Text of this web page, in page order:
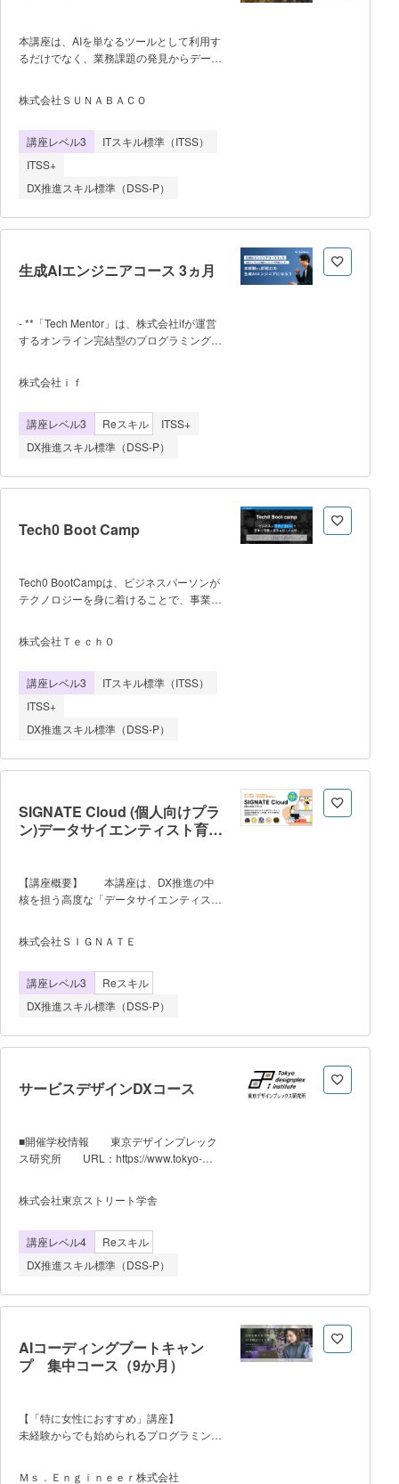
本講座は、AIを単なるツールとして利用す
るだけでなく、業務課題の発見からデータ
までを実践的に学び、組織のDX推進を担
う人材を育成することを目的とした実践型
ない受講者でも段階的に理解できるよう、
統計基礎、データ分析、機械学習、生成
に学習する。 講座は週3回、1回3
と演習を組み合わせた構成となっている。
理、機械学習モデル、生成AIの仕組みなど
を学び、後半ではクラウドを活用したAI開
者が所属する企業や組織の実際の業務課題
を題材としたProject Based
活用した業務改善アプリケーションの開発
けでなく、課題設定、データ活用、チーム
開発、成果発表までの一連のプロセスを実
践的に経験する。 本講座を通じ
株式会社ＳＵＮＡＢＡＣＯ
講座レベル3
ITスキル標準（ITSS）
ITSS+
DX推進スキル標準（DSS-P）
生成AIエンジニアコース 3ヵ月
- **「Tech Mentor」は、株式会社ifが運営
するオンライン完結型のプログラミングス
対応し、ビジネス課題を解決できるAI活用
人材を育成することを狙いとした講座で
に生成AIを組み込み、企画から設計・実装
までを自力で行えるスキルを3ヶ月で習得
します。 - 完全オンラインで受講可能
で、現役Webエンジニアのプロメンターが
専属で毎週定期メンタリングを実施しま
す。 - 個別対応でサポートしているた
め、最低催行人数は1名、人数制限は設け
次のとおりです。 - ステップ1: 環境構
築編 - ステップ2: プログラミング基礎
編（Python） - ステップ3: プロンプテ
Webアプリ編（Streamlit） - ステップ
LangGraph） - ステップ6: オリジナル
ポートフォ
株式会社ｉｆ
講座レベル3 Reスキル
ITSS+
DX推進スキル標準（DSS-P）
Tech0 Boot Camp
Tech0 BootCampは、ビジネスパーソンが
テクノロジーを身に着けることで、事業創
を目指す１年間のブートキャンプで
す。 ■ 特徴 ・毎週１回の
となる実践型のプログラム ・選抜され
た志高い仲間と共に学ぶ、高め合う仕組
より主題されたビジネス課題に対してチー
まで一気通貫で取り組む ・後半では、
等、社内でITプロジェクトを推進するため
に必要な知識やスキルのエッセンスを学ぶ
ことが可能 ■ カリキュラム
テクノロジースキル・知識を身につけ、1
年後にDXを推進できる人材になることを
期】：モックアップ開発（6ヶ月 ①フ
トータルで学びながらコーディングを体験
し、最短最速で学習習慣を身につけ
る。 ②モックアップ開発におい
株式会社Ｔｅｃｈ０
講座レベル3
ITスキル標準（ITSS）
ITSS+
DX推進スキル標準（DSS-P）
SIGNATE Cloud (個人向けプラ
ン)データサイエンティスト育成
【講座概要】 本講座は、DX推進の中
核を担う高度な「データサイエンティス
す。 データ分析の基盤となるPython
の基礎スキルから、事業戦略と連動したデ
環境の設計・実装までを網羅的に学習しま
す。 データを読み解き、ビジネスの
変革や新規事業創出につながる「知見」を
生み出す能力を体系的に習得しま
す。 【講座の特徴】 ・これま
省のデジタル人材育成事業にも採用実績の
ある超実践型プログラムで、ビジネスの現
身につきます。 ・まずはスキル計
測テストで、自分の現在地を把握。「どの
スキルが足りないのか」「何から学ぶべき
トを提示します。可視化された学習プロセ
結するスキルを習得します。 【申
込までの流れ】 本講座URLにある
【SIGNATE Cloud(個人向けプラン）】ペ
ください。
株式会社ＳＩＧＮＡＴＥ
講座レベル3
Reスキル
DX推進スキル標準（DSS-P）
サービスデザインDXコース
■開催学校情報 東京デザインプレック
ス研究所 URL：https://www.tokyo-
クス研究所は、株式会社東京ストリート学
舎が運営しております。 ■講座概
「サービスデザイナー」の養成プログラム
です。国内最先端のUX/UI設計スキル（調
査・要件定義・情報設計・検証など）を実
務レベルで網羅。また、「人間中心設計・
行動経済学・人間工学・感性工学・インナ
す。さらに、プロダクト開発事業をビジネ
ス視点で検証するために「製品・サービス
の方針（コンセプト）を継続的に実現する
けるブランド戦略とデザイン戦略のプロセ
ス」「課題特定・価値定義やビジネスモデ
ル・ビジネスプロセスのデザイン」などを
（66コマ） ■開講月 1月／ 2月／ 4
株式会社東京ストリート学舎
講座レベル4
Reスキル
DX推進スキル標準（DSS-P）
AIコーディングブートキャン
プ 集中コース（9か月）
【「特に女性におすすめ」講座】
未経験からでも始められるプログラミング
せる実践的な学習を組み合わせた講座で
Ｍｓ．Ｅｎｇｉｎｅｅｒ株式会社